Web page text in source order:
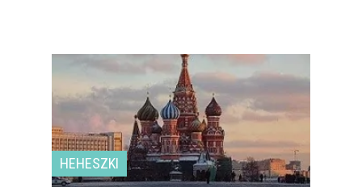
HEHESZKI